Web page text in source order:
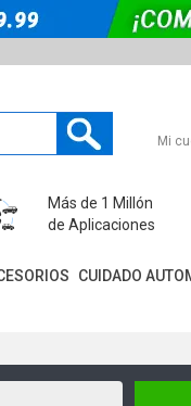
Mi
Más de 1 Millón
de Aplicaciones
CUIDADO